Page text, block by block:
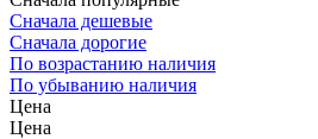
Сначала дешевые
Сначала дорогие
По возрастанию наличия
По убыванию наличия
Цена
Цена